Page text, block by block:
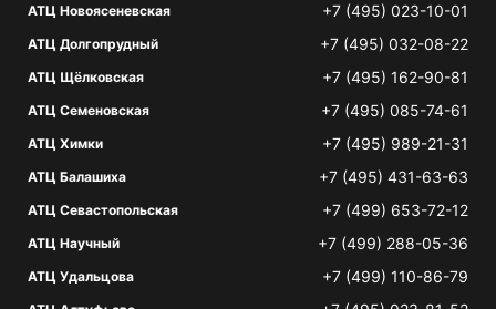
АТЦ Новоясеневская +7 (495) 023-10-01
АТЦ Долгопрудный +7 (495) 032-08-22
АТЦ Щёлковская +7 (495) 162-90-81
АТЦ Семеновская +7 (495) 085-74-61
АТЦ Химки +7 (495) 989-21-31
АТЦ Балашиха +7 (495) 431-63-63
АТЦ Севастопольская +7 (499) 653-72-12
АТЦ Научный +7 (499) 288-05-36
АТЦ Удальцова +7 (499) 110-86-79